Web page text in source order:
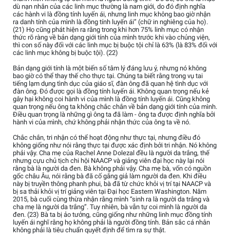
dù nạn nhân của các linh mục thường là nam giới, do đó định nghĩa
các hành vi là đồng tính luyến ái, nhưng linh mục không bao giờ nhận
ra danh tính của mình là đồng tính luyến ái” (chữ in nghiêng của họ).
(21) Họ cũng phát hiện ra rằng trong khi hơn 75% linh mục có nhận
thức rõ ràng về bản dạng giới tính của mình trước khi vào chủng viện,
thì con số này đối với các linh mục bị buộc tội chỉ là 63% (là 83% đối với
các linh mục không bị buộc tội). (22)
Bản dạng giới tính là một biến số tâm lý đáng lưu ý, nhưng nó không
bao giờ có thể thay thế cho thực tại. Chúng ta biết rằng trong vụ tai
tiếng lạm dụng tình dục của giáo sĩ, đàn ông đã quan hệ tình dục với
đàn ông. Đó được gọi là đồng tính luyến ái. Không quan trọng nếu kẻ
gây hại không coi hành vi của mình là đồng tính luyến ái. Cũng không
quan trọng nếu ông ta không chắc chắn về bản dạng giới tính của mình.
Điều quan trọng là những gì ông ta đã làm - ông ta được định nghĩa bởi
hành vi của mình, chứ không phải nhận thức của ông ta về nó.
Chắc chắn, tri nhận có thể hoạt động như thực tại, nhưng điều đó
không giống như nói rằng thực tại được xác định bởi tri nhận. Nó không
phải vậy. Cha mẹ của Rachel Anne Dolezal đều là người da trắng, thế
nhưng cựu chủ tịch chi hội NAACP và giảng viên đại học này lại nói
rằng bà là người da đen. Bà không phải vậy. Cha mẹ bà, vốn có nguồn
gốc châu Âu, nói rằng bà đã cố gắng giả làm người da đen. Khi điều
này bị truyền thông phanh phui, bà đã từ chức khỏi vị trí tại NAACP và
bị sa thải khỏi vị trí giảng viên tại Đại học Eastern Washington. Năm
2015, bà cuối cùng thừa nhận rằng mình “sinh ra là người da trắng và
cha mẹ là người da trắng”. Tuy nhiên, bà vẫn tự coi mình là người da
đen. (23) Bà ta bị ảo tưởng, cũng giống như những linh mục đồng tính
luyến ái nghĩ rằng họ không phải là người đồng tính. Bản sắc cá nhân
không phải là tiêu chuẩn quyết định để tìm ra sự thật.